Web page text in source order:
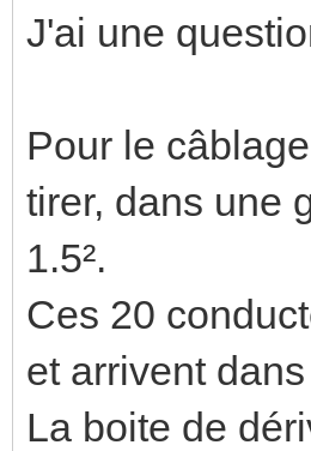
J'ai une
Pour le
tirer, dans une
1.5².
Ces 20
et arrivent
La boite de